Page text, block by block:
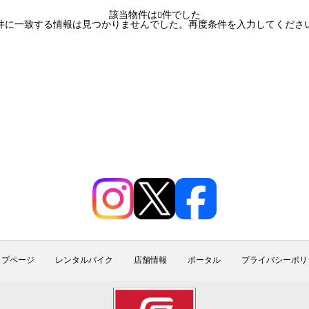
該当物件は0件でした
に一致する情報は見つかりませんでした。再度条件を入力してくださ
ページ レンタルバイク 店舗情報 ポータル プライバシーポリ